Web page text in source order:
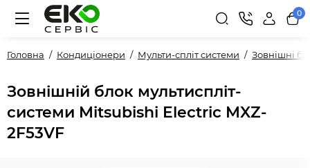
0
Головна Кондиціонери Мульти-спліт системи Зовнішні
Зовнішній блок мультиспліт-
системи Mitsubishi Electric MXZ-
2F53VF